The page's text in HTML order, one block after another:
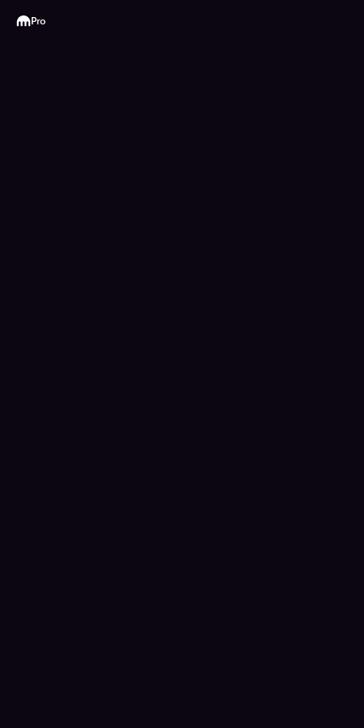
Kraken
Pro